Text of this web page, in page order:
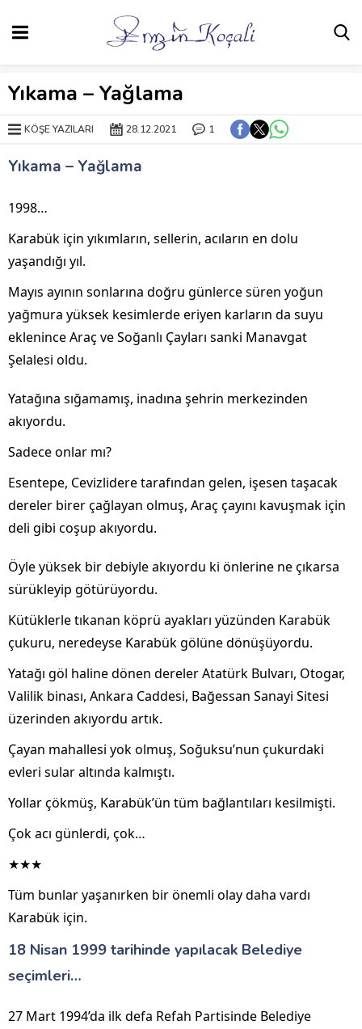
Yıkama – Yağlama
KÖŞE YAZILARI 28.12.2021 1
Yıkama – Yağlama
1998…
Karabük için yıkımların, sellerin, acıların en dolu
yaşandığı yıl.
Mayıs ayının sonlarına doğru günlerce süren yoğun
yağmura yüksek kesimlerde eriyen karların da suyu
eklenince Araç ve Soğanlı Çayları sanki Manavgat
Şelalesi oldu.
Yatağına sığamamış, inadına şehrin merkezinden
akıyordu.
Sadece onlar mı?
Esentepe, Cevizlidere tarafından gelen, işesen taşacak
dereler birer çağlayan olmuş, Araç çayını kavuşmak için
deli gibi coşup akıyordu.
Öyle yüksek bir debiyle akıyordu ki önlerine ne çıkarsa
sürükleyip götürüyordu.
Kütüklerle tıkanan köprü ayakları yüzünden Karabük
çukuru, neredeyse Karabük gölüne dönüşüyordu.
Yatağı göl haline dönen dereler Atatürk Bulvarı, Otogar,
Valilik binası, Ankara Caddesi, Bağessan Sanayi Sitesi
üzerinden akıyordu artık.
Çayan mahallesi yok olmuş, Soğuksu’nun çukurdaki
evleri sular altında kalmıştı.
Yollar çökmüş, Karabük’ün tüm bağlantıları kesilmişti.
Çok acı günlerdi, çok…
★★★
Tüm bunlar yaşanırken bir önemli olay daha vardı
Karabük için.
18 Nisan 1999 tarihinde yapılacak Belediye
seçimleri…
27 Mart 1994’da ilk defa Refah Partisinde Belediye